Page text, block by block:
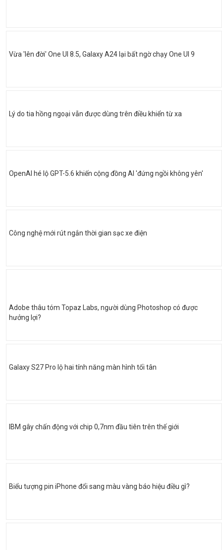
Vừa 'lên đời' One UI 8.5, Galaxy A24 lại bất ngờ chạy One UI 9
Lý do tia hồng ngoại vẫn được dùng trên điều khiển từ xa
OpenAI hé lộ GPT-5.6 khiến cộng đồng AI 'đứng ngồi không yên'
Công nghệ mới rút ngắn thời gian sạc xe điện
Adobe thâu tóm Topaz Labs, người dùng Photoshop có được
hưởng lợi?
Galaxy S27 Pro lộ hai tính năng màn hình tối tân
IBM gây chấn động với chip 0,7nm đầu tiên trên thế giới
Biểu tượng pin iPhone đổi sang màu vàng báo hiệu điều gì?